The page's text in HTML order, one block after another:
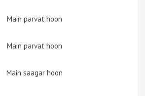
Main parvat hoon
Main parvat hoon
Main saagar hoon